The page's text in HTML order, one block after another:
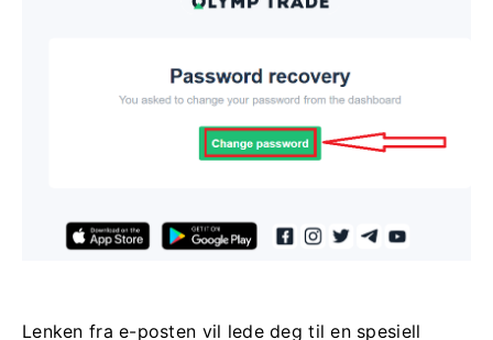
Lenken fra e-posten vil lede deg til en spesiell